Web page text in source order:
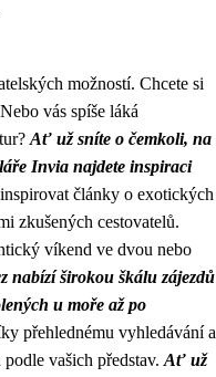
možností. Chcete si
vás spíše láká
Ať už sníte o čemkoli, na
Invia najdete inspiraci
články o exotických
zkušených cestovatelů.
víkend ve dvou nebo
nabízí širokou škálu zájezdů
u moře až po
přehlednému vyhledávání a
vašich představ. Ať už